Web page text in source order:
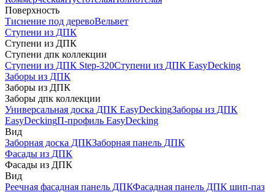
Поверхность
Тиснение под деревоВельвет
Ступени из ДПК
Ступени из ДПК
Ступени дпк коллекции
Ступени из ДПК Step-320Ступени из ДПК EasyDecking
Заборы из ДПК
Заборы из ДПК
Заборы дпк коллекции
Универсальная доска ДПК EasyDeckingЗаборы из ДПК
EasyDeckingП-профиль EasyDecking
Вид
Заборная доска ДПКЗаборная панель ДПК
Фасады из ДПК
Фасады из ДПК
Вид
Реечная фасадная панель ДПКФасадная панель ДПК шип-паз